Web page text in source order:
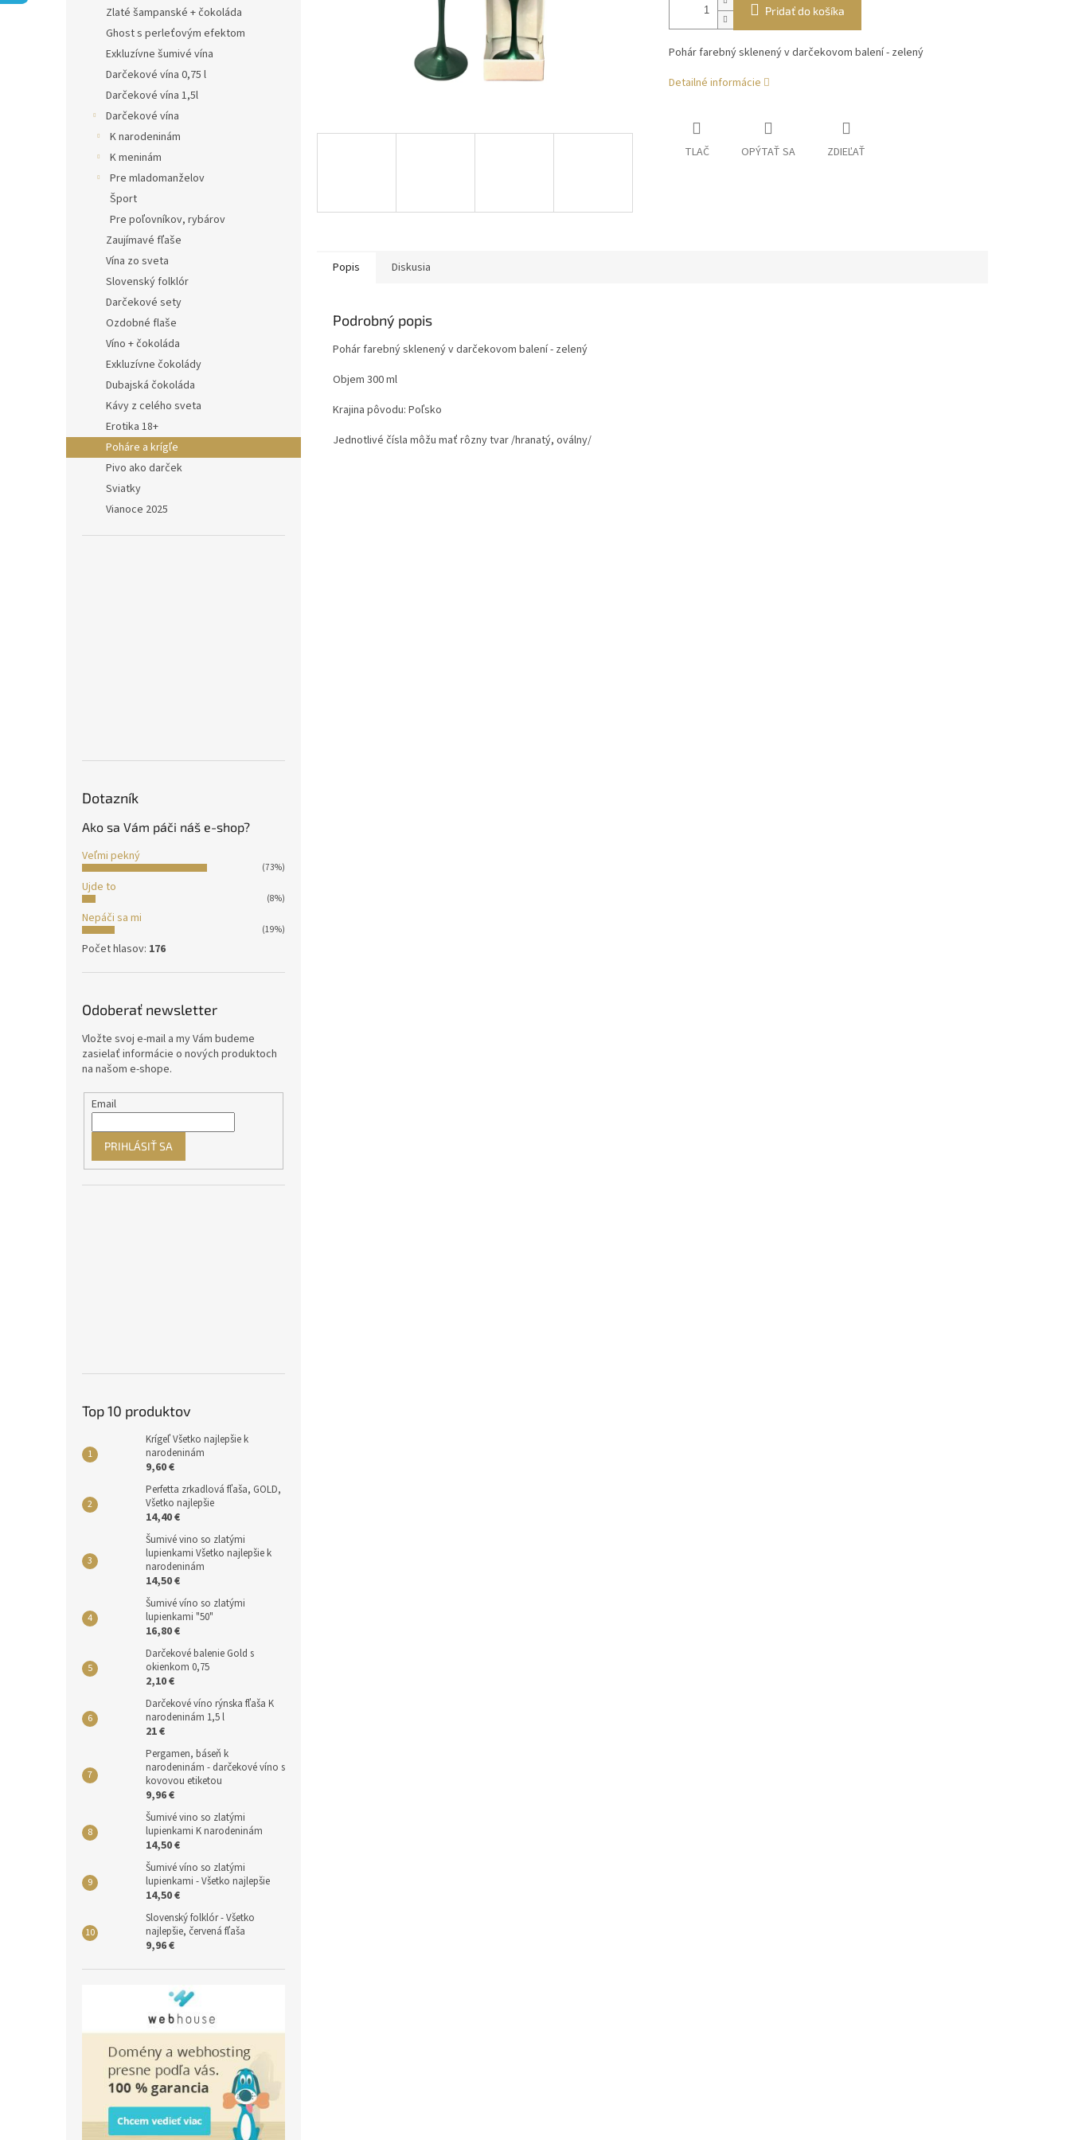
Zlaté šampanské + čokoláda
Ghost s perleťovým efektom
Exkluzívne šumivé vína
Darčekové vína 0,75 l
Darčekové vína 1,5l
Darčekové vína
K narodeninám
K meninám
Pre mladomanželov
Šport
Pre poľovníkov, rybárov
Zaujímavé fľaše
Vína zo sveta
Slovenský folklór
Darčekové sety
Ozdobné flaše
Víno + čokoláda
Exkluzívne čokolády
Dubajská čokoláda
Kávy z celého sveta
Erotika 18+
Poháre a krígľe
Pivo ako darček
Sviatky
Vianoce 2025
Dotazník
Ako sa Vám páči náš e-shop?
Veľmi pekný
(73%)
Ujde to
(8%)
Nepáči sa mi
(19%)
Počet hlasov: 176
Odoberať newsletter
Vložte svoj e-mail a my Vám budeme
zasielať informácie o nových produktoch
na našom e-shope.
Email
PRIHLÁSIŤ SA
Top 10 produktov
Krígeľ Všetko najlepšie k
narodeninám
9,60 €
Perfetta zrkadlová fľaša, GOLD,
Všetko najlepšie
14,40 €
Šumivé vino so zlatými
lupienkami Všetko najlepšie k
narodeninám
14,50 €
Šumivé víno so zlatými
lupienkami "50"
16,80 €
Darčekové balenie Gold s
okienkom 0,75
2,10 €
Darčekové víno rýnska fľaša K
narodeninám 1,5 l
21 €
Pergamen, báseň k
narodeninám - darčekové víno s
kovovou etiketou
9,96 €
Šumivé vino so zlatými
lupienkami K narodeninám
14,50 €
Šumivé víno so zlatými
lupienkami - Všetko najlepšie
14,50 €
Slovenský folklór - Všetko
najlepšie, červená fľaša
9,96 €
Pridať do košíka
Pohár farebný sklenený v darčekovom balení - zelený
Detailné informácie
TLAČ OPÝTAŤ SA ZDIEĽAŤ
Popis Diskusia
Podrobný popis
Pohár farebný sklenený v darčekovom balení - zelený
Objem 300 ml
Krajina pôvodu: Poľsko
Jednotlivé čísla môžu mať rôzny tvar /hranatý, oválny/